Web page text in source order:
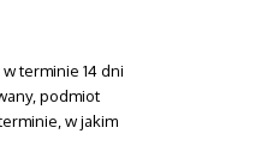
terminie 14 dni
podmiot
w jakim